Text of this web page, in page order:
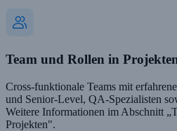
Team und Rollen in
Cross-funktionale Teams mit
und Senior-Level, QA-Spezialisten
Weitere Informationen im Abschnitt
Projekten".